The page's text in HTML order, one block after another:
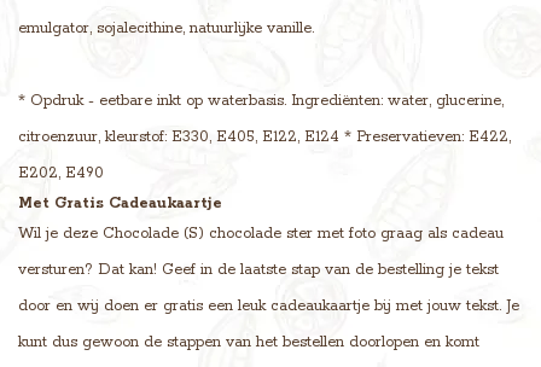
emulgator, sojalecithine, natuurlijke vanille.
* Opdruk - eetbare inkt op waterbasis. Ingrediënten: water, glucerine,
citroenzuur, kleurstof: E330, E405, E122, E124 * Preservatieven: E422,
E202, E490
Met Gratis Cadeaukaartje
Wil je deze Chocolade (S) chocolade ster met foto graag als cadeau
versturen? Dat kan! Geef in de laatste stap van de bestelling je tekst
door en wij doen er gratis een leuk cadeaukaartje bij met jouw tekst. Je
kunt dus gewoon de stappen van het bestellen doorlopen en komt